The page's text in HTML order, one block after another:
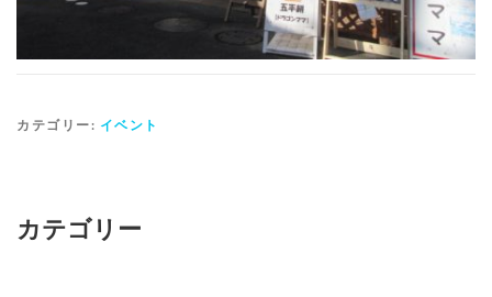
カテゴリー: イベント
カテゴリー